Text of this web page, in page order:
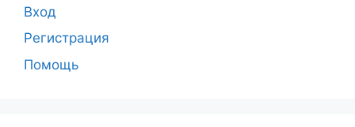
Вход
Регистрация
Помощь